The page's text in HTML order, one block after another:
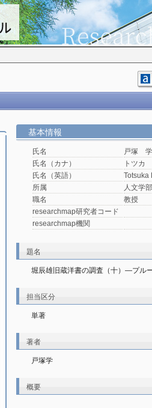
基本情報
氏名
戸塚 学
氏名（カナ）
トツカ
氏名（英語）
Totsuka
所属
人文学
職名
教授
researchmap研究者コード
researchmap機関
題名
堀辰雄旧蔵洋書の調査（十）―プル
担当区分
単著
著者
戸塚学
概要